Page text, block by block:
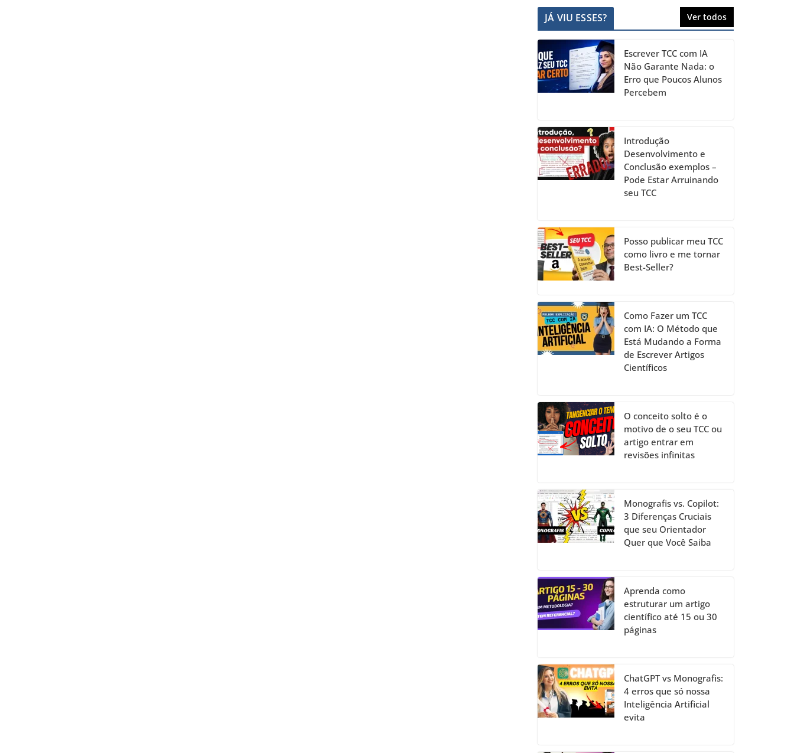
c
e
b
o
o
a
gr
a
m
k
e
dI
n
er T
u
b
e
a
n
n
el
JÁ VIU ESSES? Ver todos
Escrever TCC com IA
Não Garante Nada: o
Erro que Poucos Alunos
Percebem
Introdução
Desenvolvimento e
Conclusão exemplos –
Pode Estar Arruinando
seu TCC
Posso publicar meu TCC
como livro e me tornar
Best-Seller?
Como Fazer um TCC
com IA: O Método que
Está Mudando a Forma
de Escrever Artigos
Científicos
O conceito solto é o
motivo de o seu TCC ou
artigo entrar em
revisões infinitas
Monografis vs. Copilot:
3 Diferenças Cruciais
que seu Orientador
Quer que Você Saiba
Aprenda como
estruturar um artigo
científico até 15 ou 30
páginas
ChatGPT vs Monografis:
4 erros que só nossa
Inteligência Artificial
evita